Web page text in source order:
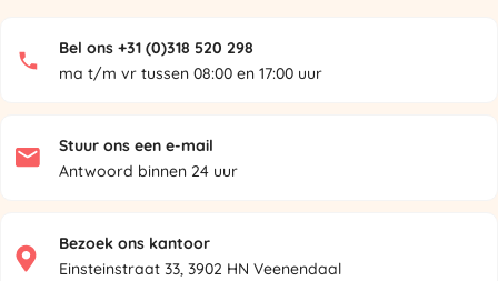
Bel ons +31 (0)318 520 298
ma t/m vr tussen 08:00 en 17:00 uur
Stuur ons een e-mail
Antwoord binnen 24 uur
Bezoek ons kantoor
Einsteinstraat 33, 3902 HN Veenendaal